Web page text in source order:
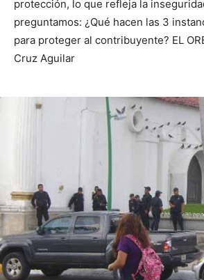
protección, lo que refleja la
preguntamos: ¿Qué hacen las 3
para proteger al contribuyente? EL
Cruz Aguilar